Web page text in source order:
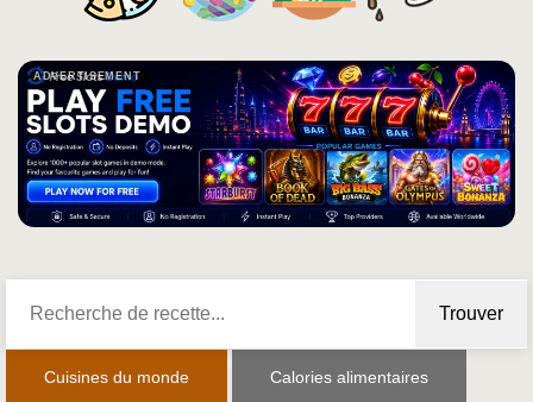
ADVERTISEMENT
Trouver
Cuisines du monde Calories alimentaires